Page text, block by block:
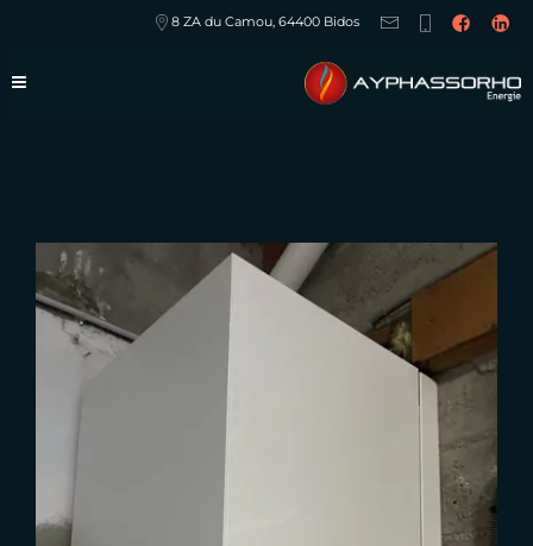
8 ZA du Camou, 64400 Bidos